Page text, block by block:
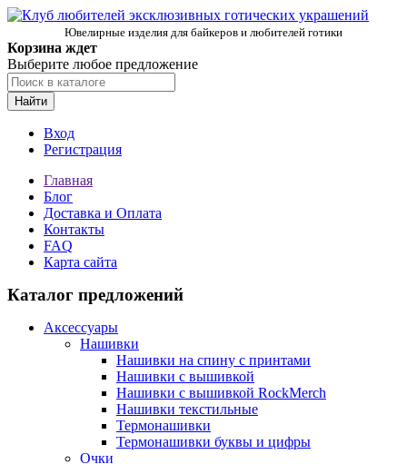
Ювелирные изделия для байкеров и любителей готики
Корзина ждет
Выберите любое предложение
Найти
Вход
Регистрация
Главная
Блог
Доставка и Оплата
Контакты
FAQ
Карта сайта
Каталог предложений
Аксессуары
Нашивки
Нашивки на спину с принтами
Нашивки с вышивкой
Нашивки с вышивкой RockMerch
Нашивки текстильные
Термонашивки
Термонашивки буквы и цифры
Очки